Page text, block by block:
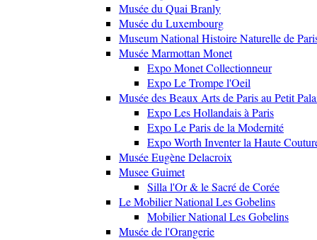
Musée du Quai Branly
Musée du Luxembourg
Museum National Histoire Naturelle de
Musée Marmottan Monet
Expo Monet Collectionneur
Expo Le Trompe l'Oeil
Musée des Beaux Arts de Paris au Petit
Expo Les Hollandais à Paris
Expo Le Paris de la Modernité
Expo Worth Inventer la Haute
Musée Eugène Delacroix
Musee Guimet
Silla l'Or & le Sacré de Corée
Le Mobilier National Les Gobelins
Mobilier National Les Gobelins
Musée de l'Orangerie